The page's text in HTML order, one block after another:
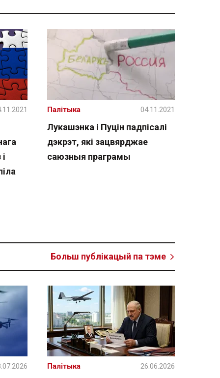
Лукашэнка і Пуцін падпісалі
дэкрэт, які зацвярджае
саюзныя праграмы
Палітыка 04.11.2021
Больш публікацый па тэме
Палітыка 26.06.2026